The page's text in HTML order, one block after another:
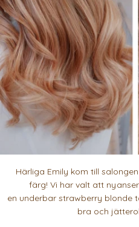
Härliga Emily kom till
färg! Vi har valt att
en underbar strawberry blonde
bra och